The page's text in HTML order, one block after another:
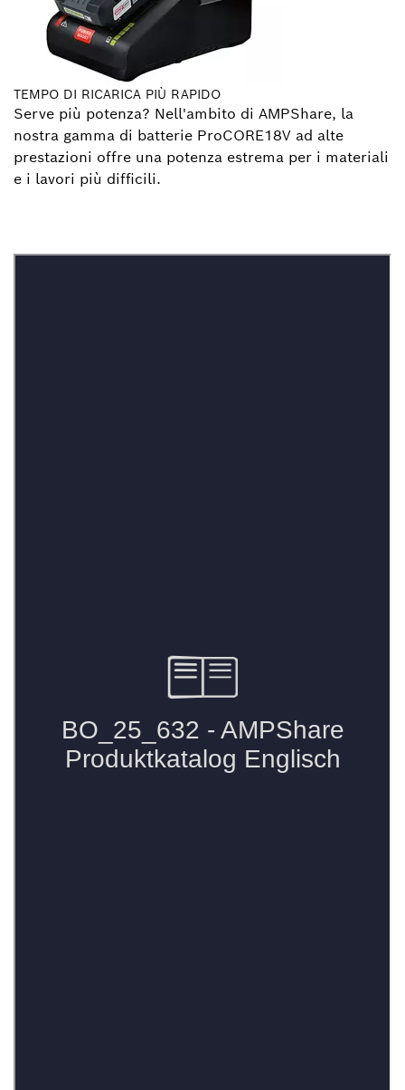
TEMPO DI RICARICA PIÙ RAPIDO
Serve più potenza? Nell'ambito di AMPShare, la
nostra gamma di batterie ProCORE18V ad alte
prestazioni offre una potenza estrema per i materiali
e i lavori più difficili.